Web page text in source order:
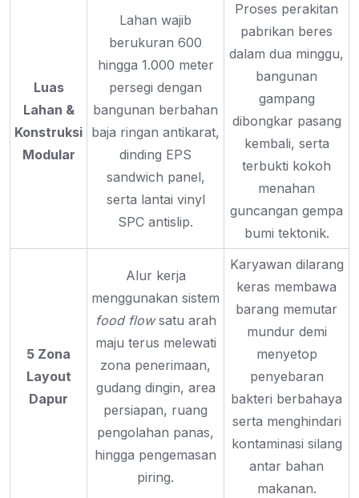
Luas
Lahan &
Konstruksi
Modular
Lahan wajib
berukuran 600
hingga 1.000 meter
persegi dengan
bangunan berbahan
baja ringan antikarat,
dinding EPS
sandwich panel,
serta lantai vinyl
SPC antislip.
Proses perakitan
pabrikan beres
dalam dua minggu,
bangunan
gampang
dibongkar pasang
kembali, serta
terbukti kokoh
menahan
guncangan gempa
bumi tektonik.
5 Zona
Layout
Dapur
Alur kerja
menggunakan sistem
food flowsatu arah
maju terus melewati
zona penerimaan,
gudang dingin, area
persiapan, ruang
pengolahan panas,
hingga pengemasan
piring.
Karyawan dilarang
keras membawa
barang memutar
mundur demi
menyetop
penyebaran
bakteri berbahaya
serta menghindari
kontaminasi silang
antar bahan
makanan.